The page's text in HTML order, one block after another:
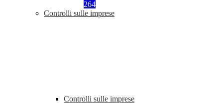
264
Controlli sulle imprese
Controlli sulle imprese